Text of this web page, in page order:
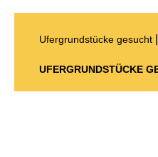
Ufergrundstücke gesucht
UFERGRUNDSTÜCKE